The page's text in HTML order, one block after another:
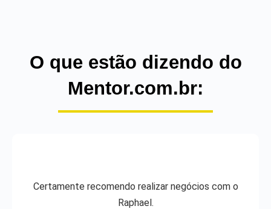
O que estão dizendo do
Mentor.com.br:
Certamente recomendo realizar negócios com o
Raphael.